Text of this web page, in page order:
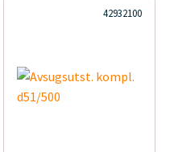
42932100